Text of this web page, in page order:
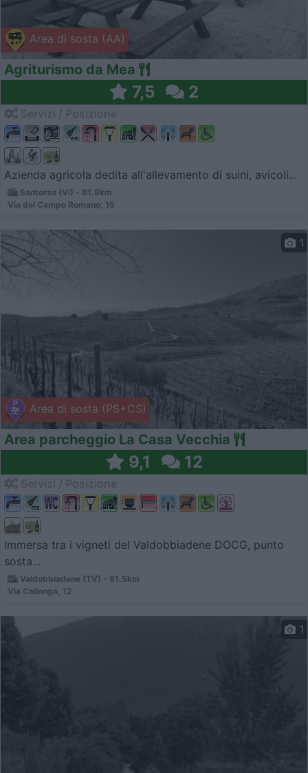
Area di sosta (AA)
Agriturismo da Mea
7,5 2
Azienda agricola dedita all'allevamento di suini, avicoli...
Santorso (VI) - 81.9km
Via del Campo Romano, 15
Area di sosta (PS+CS)
1
Area parcheggio La Casa Vecchia
9,1 12
Immersa tra i vigneti del Valdobbiadene DOCG, punto
sosta...
Valdobbiadene (TV) - 91.5km
Via Callonga, 12
1